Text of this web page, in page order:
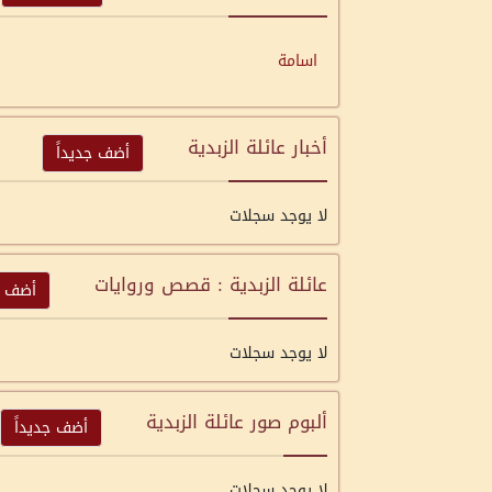
اسامة
أخبار عائلة الزبدية أضف جديداً
لا يوجد سجلات
عائلة الزبدية : قصص وروايات أضف
لا يوجد سجلات
ألبوم صور عائلة الزبدية أضف جديداً